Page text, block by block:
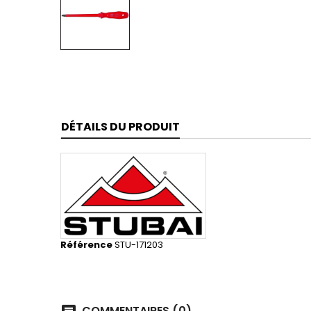
DÉTAILS DU PRODUIT
RéférenceSTU-171203